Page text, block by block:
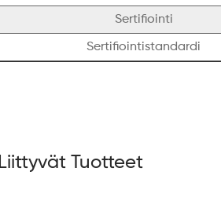
Sertifiointi
Sertifiointistandardi
Liittyvät Tuotteet